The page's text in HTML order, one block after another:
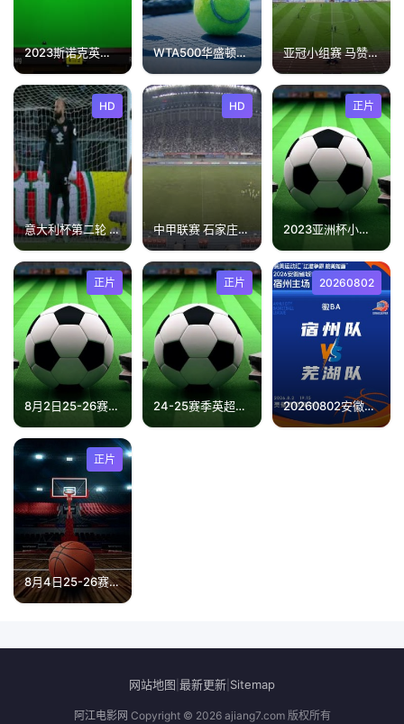
2023斯诺克英锦赛资格赛贺国强6-4罗斯·缪尔20231119 WTA500华盛顿站半决赛：佩古拉VS施耐德 亚冠小组赛 马赞德兰vs孟买城 (鹿中原) 20231128
HD
意大利杯第二轮 都灵VS恩波利 20240925
HD
中甲联赛 石家庄功夫VS陕西联合 20250817
正片
2023亚洲杯小组赛F组第3轮：吉尔吉斯斯坦vs阿曼
正片
8月2日25-26赛季中甲联赛 深圳青年人VS无锡吴钩
正片
24-25赛季英超第30轮 狼队VS西汉姆联
20260802
20260802安徽省城市篮球联赛第10轮全场回放：宿州vs芜湖
正片
8月4日25-26赛季全国青年篮球联赛 山东山高83VS70龙狮青年
网站地图 最新更新 Sitemap
阿江电影网 Copyright © 2026 ajiang7.com 版权所有